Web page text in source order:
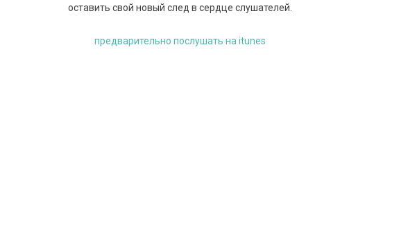
оставить свой новый след в сердце слушателей.
предварительно послушать на itunes